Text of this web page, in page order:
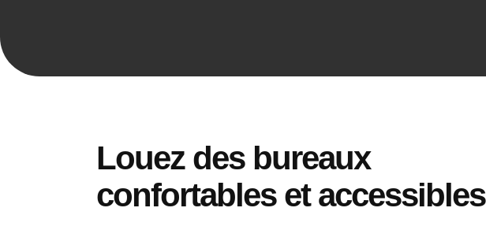
Louez des bureaux
confortables et accessibles